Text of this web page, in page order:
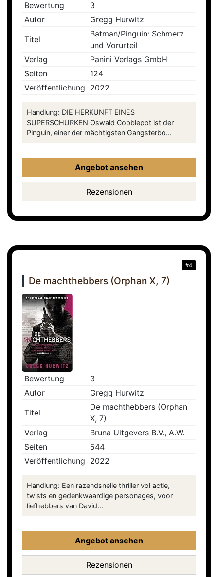
Bewertung
3
Autor
Gregg Hurwitz
Titel
Batman/Pinguin: Schmerz
und Vorurteil
Verlag
Panini Verlags GmbH
Seiten
124
Veröffentlichung 2022
Handlung: DIE HERKUNFT EINES
SUPERSCHURKEN Oswald Cobblepot ist der
Pinguin, einer der mächtigsten Gangsterbo...
Angebot ansehen
Rezensionen
#4
De machthebbers (Orphan X, 7)
Bewertung
3
Autor
Gregg Hurwitz
Titel
De machthebbers (Orphan
X, 7)
Verlag
Bruna Uitgevers B.V., A.W.
Seiten
544
Veröffentlichung 2022
Handlung: Een razendsnelle thriller vol actie,
twists en gedenkwaardige personages, voor
liefhebbers van David...
Angebot ansehen
Rezensionen